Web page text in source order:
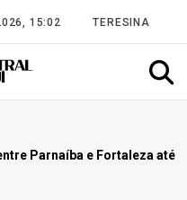
15:02 TERESINA
Parnaíba e Fortaleza até